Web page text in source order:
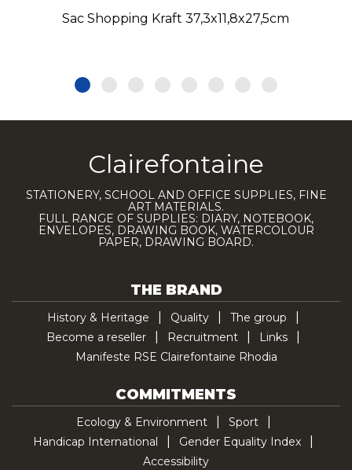
Sac Shopping Kraft 37,3x11,8x27,5cm
Clairefontaine
STATIONERY, SCHOOL AND OFFICE SUPPLIES, FINE
ART MATERIALS.
FULL RANGE OF SUPPLIES: DIARY, NOTEBOOK,
ENVELOPES, DRAWING BOOK, WATERCOLOUR
PAPER, DRAWING BOARD.
THE BRAND
History & Heritage Quality
The group
Become a reseller
Recruitment
Links
Manifeste RSE Clairefontaine Rhodia
COMMITMENTS
Ecology & Environment
Sport
Handicap International
Gender Equality Index
Accessibility